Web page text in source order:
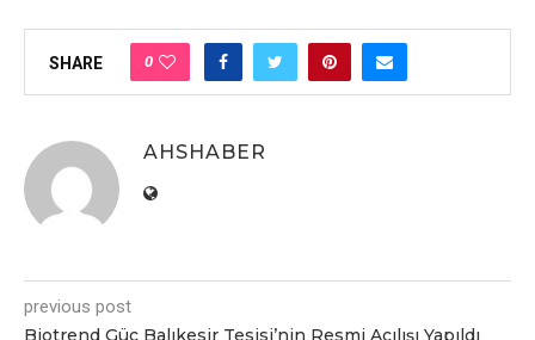
SHARE 0
AHSHABER
previous post
Biotrend Güç Balıkesir Tesisi’nin Resmi Açılışı Yapıldı